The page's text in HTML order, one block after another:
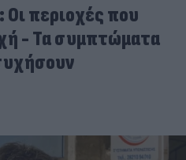
Οι περιοχές που
- Τα συμπτώματα